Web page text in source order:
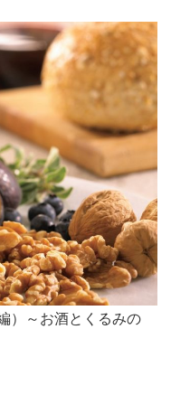
）～お酒とくるみの